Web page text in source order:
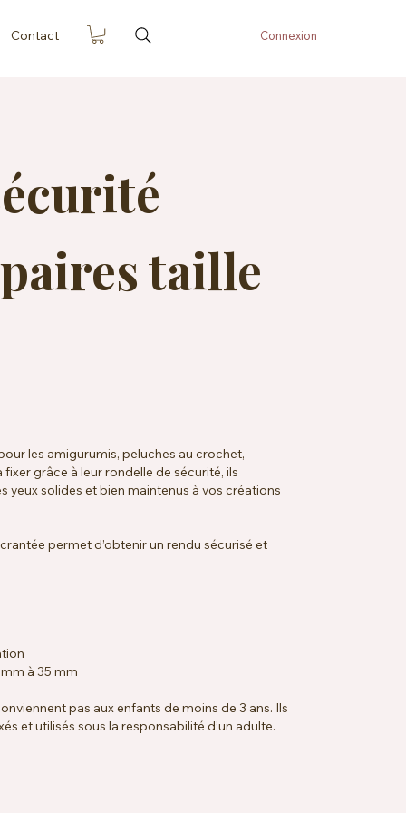
Contact Connexion
taille
les amigurumis, peluches au crochet,
grâce à leur rondelle de sécurité, ils
yeux solides et bien maintenus à vos créations
permet d’obtenir un rendu sécurisé et
à 35 mm
pas aux enfants de moins de 3 ans. Ils
et utilisés sous la responsabilité d’un adulte.